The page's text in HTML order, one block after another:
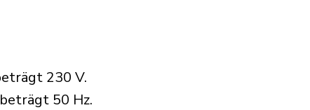
230 V.
50 Hz.